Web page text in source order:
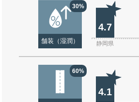
30%
舗装（湿潤）
4.7
静岡県
60%
4.1